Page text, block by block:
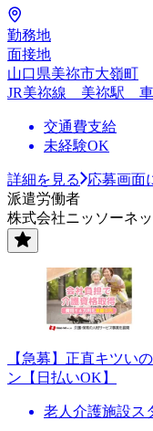
勤務地
面接地
山口県美祢市大嶺町
JR美祢線 美祢駅 車
交通費支給
未経験OK
詳細を見る
応募画面
派遣労働者
株式会社ニッソーネ
【急募】正直キツい
ン【日払いOK】
老人介護施設ス